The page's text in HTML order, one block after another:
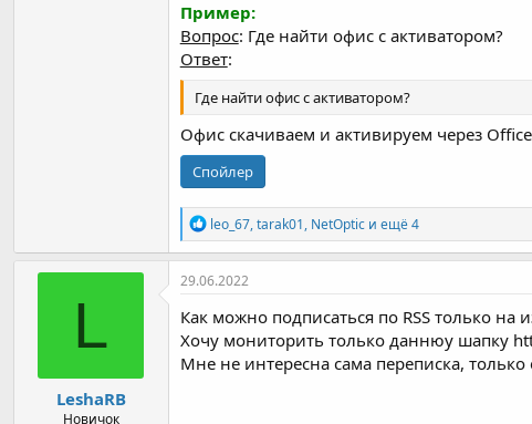
Пример:
Вопрос: Где найти офис с активатором?
Ответ:
Где найти офис с активатором?
Офис скачиваем и активируем через
Спойлер
Р
е
а
к
и
и
:
leo_67,tarak01, NetOpticи ещё 4
L
LeshaRB
Новичок
29.06.2022
Как можно подписаться по RSS только на
Хочу мониторить только даннюу шапку
Мне не интересна сама переписка,